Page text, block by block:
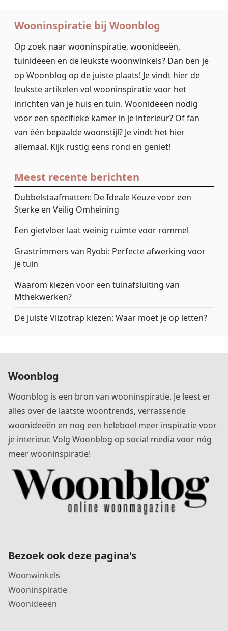
Wooninspiratie bij Woonblog
Op zoek naar wooninspiratie, woonideeën,
tuinideeën en de leukste woonwinkels? Dan ben je
op Woonblog op de juiste plaats! Je vindt hier de
leukste artikelen vol wooninspiratie voor het
inrichten van je huis en tuin. Woonideeën nodig
voor een specifieke kamer in je interieur? Of fan
van één bepaalde woonstijl? Je vindt het hier
allemaal. Kijk rustig eens rond en geniet!
Meest recente berichten
Dubbelstaafmatten: De Ideale Keuze voor een
Sterke en Veilig Omheining
Een gietvloer laat weinig ruimte voor rommel
Grastrimmers van Ryobi: Perfecte afwerking voor
je tuin
Waarom kiezen voor een tuinafsluiting van
Mthekwerken?
De juiste Vlizotrap kiezen: Waar moet je op letten?
Woonblog
Woonblog is een bron van wooninspiratie. Je leest er
alles over de laatste woontrends, verrassende
woonideeën en nog een heleboel meer inspiratie voor
je interieur. Volg Woonblog op social media voor nóg
meer wooninspiratie!
Bezoek ook deze pagina's
Woonwinkels
Wooninspiratie
Woonideeën